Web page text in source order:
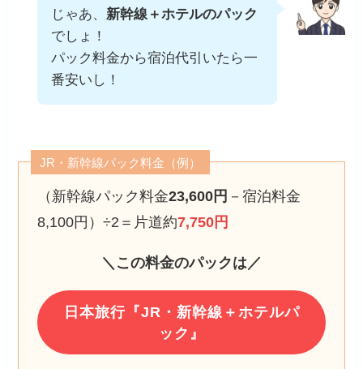
じゃあ、 新幹線＋ホテルのパック
でしょ！
パック料金から宿泊代引いたら一
番安いし！
JR・新幹線パック料金（例）
（新幹線パック料金23,600円 －宿泊料金
8,100円）÷2＝片道約7,750円
＼この料金のパックは／
日本旅行『JR・新幹線＋ホテルパ
ック』